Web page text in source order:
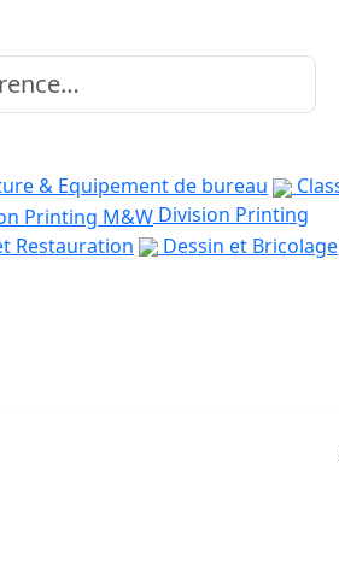
& Equipement de bureau
Division Printing
Restauration Dessin et Bricolage